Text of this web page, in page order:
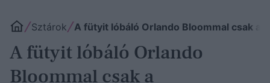
Sztárok A fütyit lóbáló Orlando Bloommal csak a
A fütyit lóbáló Orlando
Bloommal csak a